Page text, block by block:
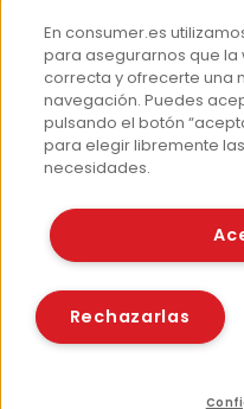
Corpus
©
En consumer.es
para asegurarnos que
correcta y ofrecerte una
navegación. Puedes
pulsando el botón
para elegir libremente
necesidades.
Rechazarlas